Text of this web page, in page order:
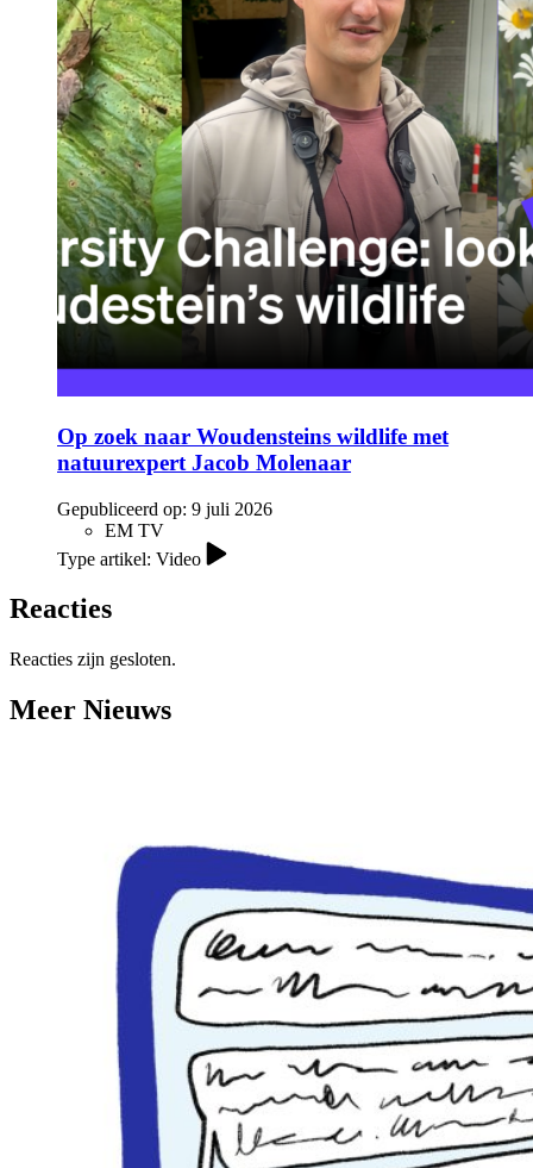
Op zoek naar Woudensteins wildlife met
natuurexpert Jacob Molenaar
Gepubliceerd op: 9 juli 2026
EM TV
Type artikel: Video
Reacties
Reacties zijn gesloten.
Meer Nieuws